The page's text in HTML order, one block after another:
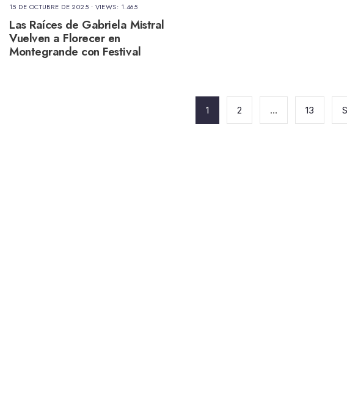
15 DE OCTUBRE DE 2025 • VIEWS: 1.465
Las Raíces de Gabriela Mistral
Vuelven a Florecer en
Montegrande con Festival
1 2 … 13